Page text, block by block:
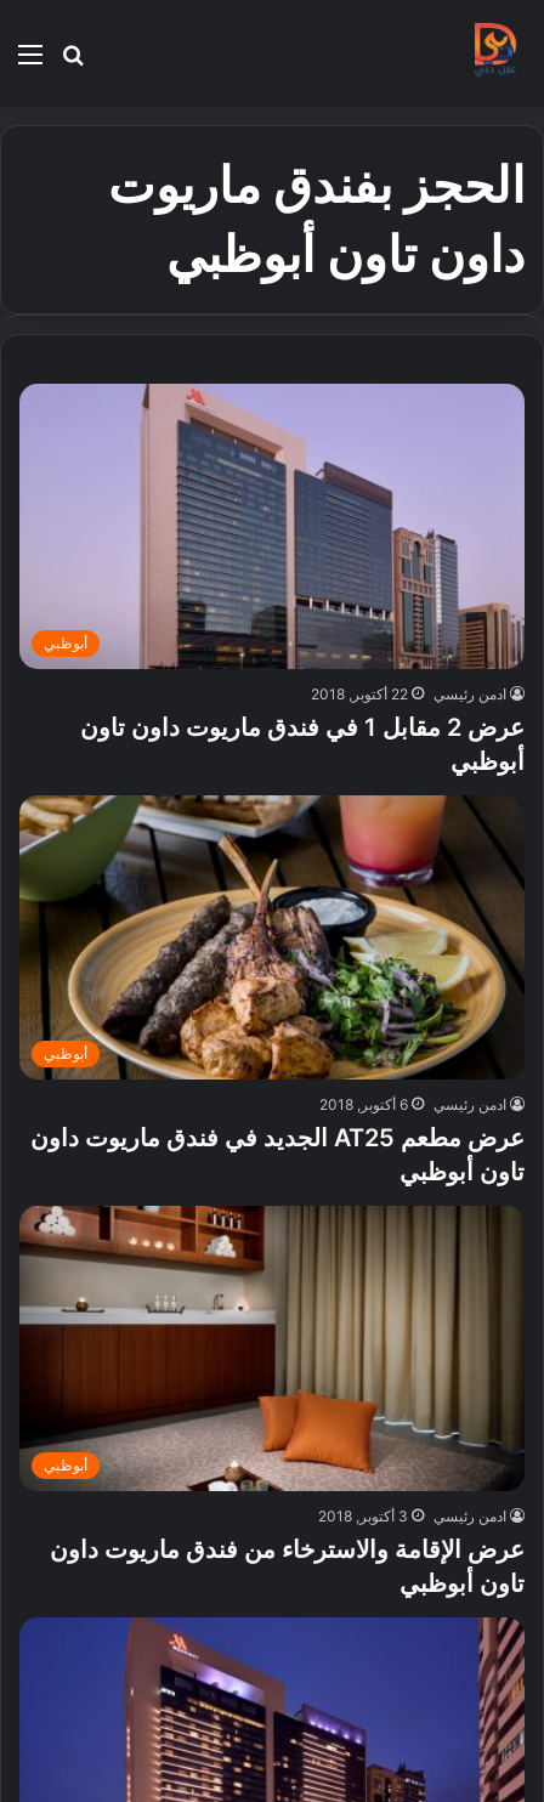
بحث
الحجز بفندق ماريوت
داون تاون أبوظبي
أبوظبي
ادمن رئيسي 22 أكتوبر, 2018
عرض 2 مقابل 1 في فندق ماريوت داون تاون
أبوظبي
أبوظبي
ادمن رئيسي 6 أكتوبر, 2018
عرض مطعم AT25 الجديد في فندق ماريوت داون
تاون أبوظبي
أبوظبي
ادمن رئيسي 3 أكتوبر, 2018
عرض الإقامة والاسترخاء من فندق ماريوت داون
تاون أبوظبي